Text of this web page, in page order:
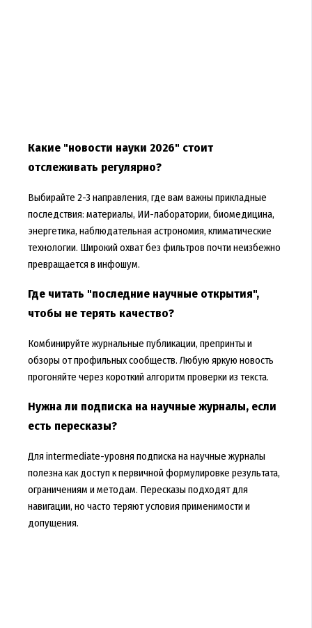
Какие "новости науки 2026" стоит
отслеживать регулярно?
Выбирайте 2-3 направления, где вам важны прикладные
последствия: материалы, ИИ-лаборатории, биомедицина,
энергетика, наблюдательная астрономия, климатические
технологии. Широкий охват без фильтров почти неизбежно
превращается в инфошум.
Где читать "последние научные открытия",
чтобы не терять качество?
Комбинируйте журнальные публикации, препринты и
обзоры от профильных сообществ. Любую яркую новость
прогоняйте через короткий алгоритм проверки из текста.
Нужна ли подписка на научные журналы, если
есть пересказы?
Для intermediate-уровня подписка на научные журналы
полезна как доступ к первичной формулировке результата,
ограничениям и методам. Пересказы подходят для
навигации, но часто теряют условия применимости и
допущения.